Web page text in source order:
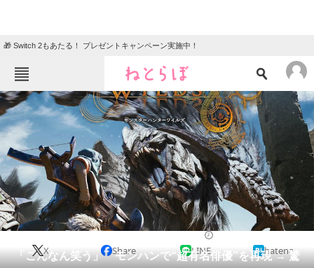
🎁 Switch 2もあたる！ プレゼントキャンペーン実施中！
ねとらぼメニュー
TOP ニュース
エンタメ クイズ
グルメ 地域
住まい 教育・育児
動物 リサーチ
会員記事
「こんなん笑う」 モンハンで“超有名俳優”を再現 → 驚
X Share LINE hatena